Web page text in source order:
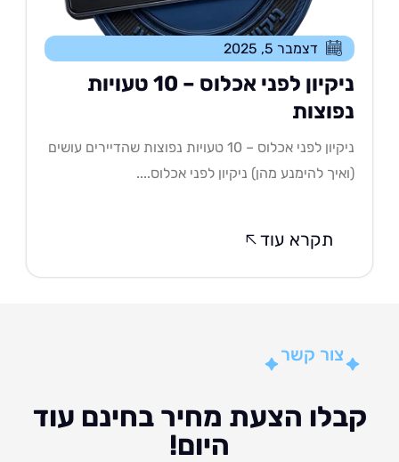
דצמבר 5, 2025
ניקיון לפני אכלוס – 10 טעויות
ניקיון לפני אכלוס – 10 טעויות נפוצות שהדיירים עושים
להימנע מהן) ניקיון לפני אכלוס....
תקרא עוד
צור קשר
הצעת מחיר בחינם עוד
היום!